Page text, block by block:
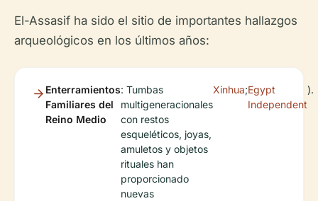
El-Assasif ha sido el sitio de importantes hallazgos
arqueológicos en los últimos años:
Enterramientos
Familiares del
Reino Medio
: Tumbas
multigeneracionales
con restos
esqueléticos, joyas,
amuletos y objetos
rituales han
proporcionado
nuevas
Xinhua;Egypt
Independent
).